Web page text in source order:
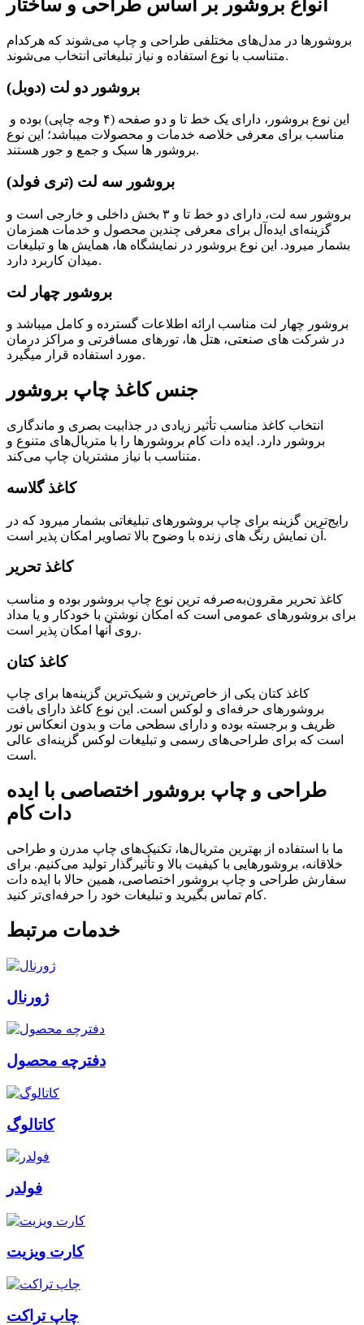
انواع بروشور بر اساس طراحی و ساختار
بروشورها در مدل‌های مختلفی طراحی و چاپ می‌شوند که هرکدام
متناسب با نوع استفاده و نیاز تبلیغاتی انتخاب می‌شوند.
بروشور دو لت (دوبل)
این نوع بروشور، دارای یک خط تا و دو صفحه (۴ وجه چاپی) بوده و
مناسب برای معرفی خلاصه خدمات و محصولات میباشد؛ این نوع
بروشور ها سبک و جمع و جور هستند.
بروشور سه لت (تری فولد)
بروشور سه لت، دارای دو خط تا و ۳ بخش داخلی و خارجی است و
گزینه‌ای ایده‌آل برای معرفی چندین محصول و خدمات همزمان
بشمار میرود. این نوع بروشور در نمایشگاه ها، همایش ها و تبلیغات
میدان کاربرد دارد.
بروشور چهار لت
بروشور چهار لت مناسب ارائه اطلاعات گسترده و کامل میباشد و
در شرکت های صنعتی، هتل ها، تورهای مسافرتی و مراکز درمان
مورد استفاده قرار میگیرد.
جنس کاغذ چاپ بروشور
انتخاب کاغذ مناسب تأثیر زیادی در جذابیت بصری و ماندگاری
بروشور دارد. ایده دات کام بروشورها را با متریال‌های متنوع و
متناسب با نیاز مشتریان چاپ می‌کند.
کاغذ گلاسه
رایج‌ترین گزینه برای چاپ بروشورهای تبلیغاتی بشمار میرود که در
آن نمایش رنگ های زنده با وضوح بالا تصاویر امکان پذیر است.
کاغذ تحریر
کاغذ تحریر مقرون‌به‌صرفه ترین نوع چاپ بروشور بوده و مناسب
برای بروشورهای عمومی است که امکان نوشتن با خودکار و یا مداد
روی آنها امکان پذیر است.
کاغذ کتان
کاغذ کتان یکی از خاص‌ترین و شیک‌ترین گزینه‌ها برای چاپ
بروشورهای حرفه‌ای و لوکس است. این نوع کاغذ دارای بافت
ظریف و برجسته بوده و دارای سطحی مات و بدون انعکاس نور
است که برای طراحی‌های رسمی و تبلیغات لوکس گزینه‌ای عالی
است.
طراحی و چاپ بروشور اختصاصی با ایده
دات کام
ما با استفاده از بهترین متریال‌ها، تکنیک‌های چاپ مدرن و طراحی
خلاقانه، بروشورهایی با کیفیت بالا و تأثیرگذار تولید می‌کنیم. برای
سفارش طراحی و چاپ بروشور اختصاصی، همین حالا با ایده دات
کام تماس بگیرید و تبلیغات خود را حرفه‌ای‌تر کنید.
خدمات مرتبط
ژورنال
دفترچه محصول
کاتالوگ
فولدر
کارت ویزیت
چاپ تراکت